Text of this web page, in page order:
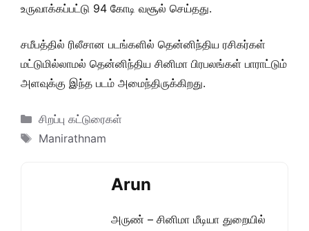
உருவாக்கப்பட்டு 94 கோடி வசூல் செய்தது.
சமீபத்தில் ரிலீசான படங்களில் தென்னிந்திய ரசிகர்கள்
மட்டுமில்லாமல் தென்னிந்திய சினிமா பிரபலங்கள் பாராட்டும்
அளவுக்கு இந்த படம் அமைந்திருக்கிறது.
Categories
சிறப்பு கட்டுரைகள்
Tags
Manirathnam
Arun
அருண் – சினிமா மீடியா துறையில்